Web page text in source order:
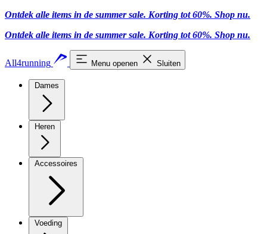
Ontdek alle items in de summer sale. Korting tot 60%. Shop nu.
Ontdek alle items in de summer sale. Korting tot 60%. Shop nu.
All4running Menu openen Sluiten
Dames
Heren
Accessoires
Voeding